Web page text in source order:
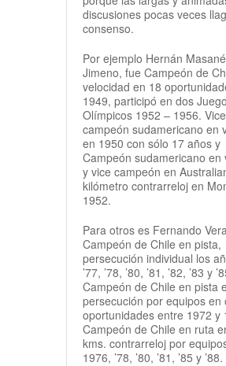
discusiones pocas veces
consenso.
Por ejemplo Hernán
Jimeno, fue Campeón de
velocidad en 18
1949, participó en dos
Olímpicos 1952 – 1956. Vice
campeón sudamericano en
en 1950 con sólo 17 años y
Campeón sudamericano en
y vice campeón en
kilómetro contrarreloj en
1952.
Para otros es Fernando
Campeón de Chile en pista,
persecución individual los
’77, ’78, ’80, ’81, ’82, ’83 y
Campeón de Chile en pista
persecución por equipos en
oportunidades entre 1972 y
Campeón de Chile en ruta
kms. contrarreloj por
1976, ’78, ’80, ’81, ’85 y ’88.